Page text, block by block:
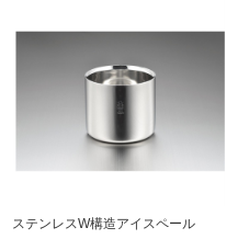
ステンレスW構造アイスペール